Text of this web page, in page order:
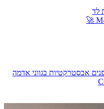
אבסטרקטיות בגווני אדמה